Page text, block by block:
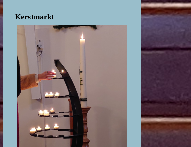
Kerstmarkt